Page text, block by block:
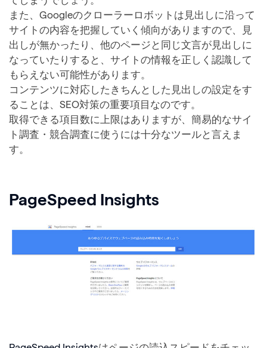
また、Googleのクローラーロボットは見出しに沿って
サイトの内容を把握していく傾向がありますので、見
出しが無かったり、他のページと同じ文言が見出しに
なっていたりすると、サイトの情報を正しく認識して
もらえない可能性があります。
コンテンツに対応したきちんとした見出しの設定をす
ることは、SEO対策の重要項目なのです。
取得できる項目数に上限はありますが、簡易的なサイ
ト調査・競合調査に使うには十分なツールと言えま
す。
PageSpeed Insights